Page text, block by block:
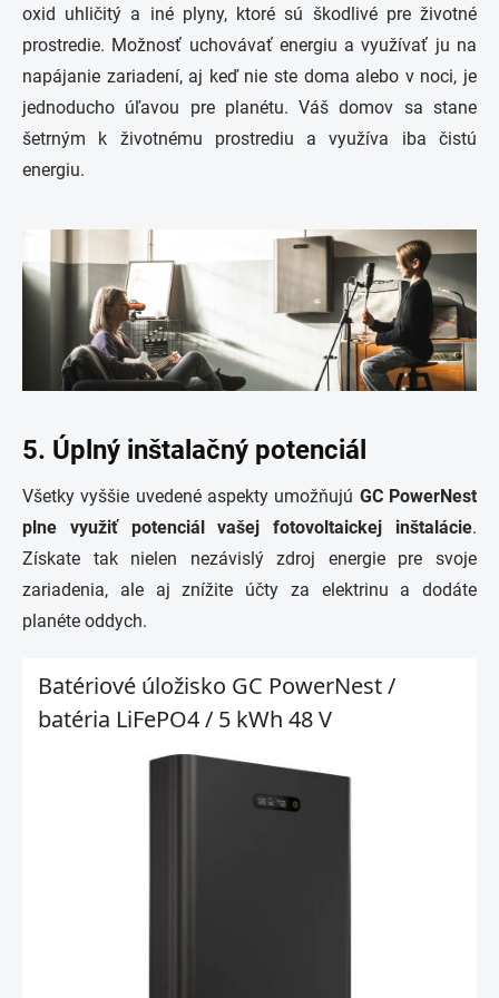
oxid uhličitý a iné plyny, ktoré sú škodlivé pre životné
prostredie. Možnosť uchovávať energiu a využívať ju na
napájanie zariadení, aj keď nie ste doma alebo v noci, je
jednoducho úľavou pre planétu. Váš domov sa stane
šetrným k životnému prostrediu a využíva iba čistú
energiu.
5. Úplný inštalačný potenciál
Všetky vyššie uvedené aspekty umožňujú GC PowerNest
plne využiť potenciál vašej fotovoltaickej inštalácie.
Získate tak nielen nezávislý zdroj energie pre svoje
zariadenia, ale aj znížite účty za elektrinu a dodáte
planéte oddych.